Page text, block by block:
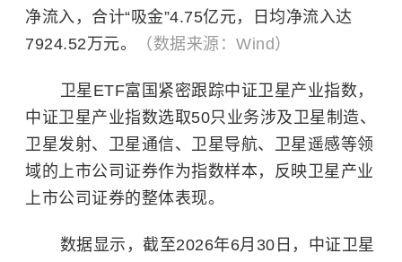
净流入，合计“吸金”4.75亿元，日均净流入达
7924.52万元。
（数据来源：Wind）
卫星ETF富国紧密跟踪中证卫星产业指数，
中证卫星产业指数选取50只业务涉及卫星制造、
卫星发射、卫星通信、卫星导航、卫星遥感等领
域的上市公司证券作为指数样本，反映卫星产业
上市公司证券的整体表现。
数据显示，截至2026年6月30日，中证卫星